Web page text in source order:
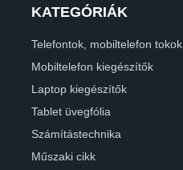
KATEGÓRIÁK
Telefontok, mobiltelefon tokok
Mobiltelefon kiegészítők
Laptop kiegészítők
Tablet üvegfólia
Számítástechnika
Műszaki cikk